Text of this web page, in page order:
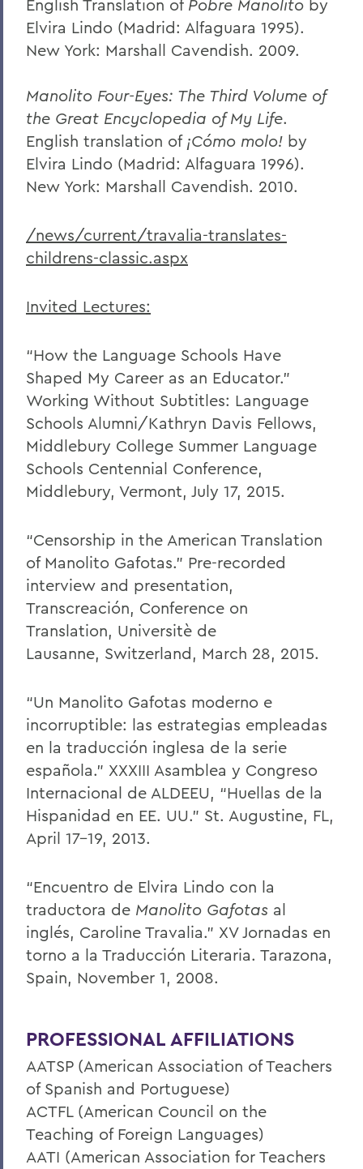
English Translation of Pobre Manolito by
Elvira Lindo (Madrid: Alfaguara 1995).
New York: Marshall Cavendish. 2009.
Manolito Four-Eyes: The Third Volume of
the Great Encyclopedia of My Life.
English translation of ¡Cómo molo! by
Elvira Lindo (Madrid: Alfaguara 1996).
New York: Marshall Cavendish. 2010.
/news/current/travalia-translates-
childrens-classic.aspx
Invited Lectures:
“How the Language Schools Have
Shaped My Career as an Educator.”
Working Without Subtitles: Language
Schools Alumni/Kathryn Davis Fellows,
Middlebury College Summer Language
Schools Centennial Conference,
Middlebury, Vermont, July 17, 2015.
“Censorship in the American Translation
of Manolito Gafotas.” Pre-recorded
interview and presentation,
Transcreación, Conference on
Translation, Universitè de
Lausanne, Switzerland, March 28, 2015.
“Un Manolito Gafotas moderno e
incorruptible: las estrategias empleadas
en la traducción inglesa de la serie
española.” XXXIII Asamblea y Congreso
Internacional de ALDEEU, “Huellas de la
Hispanidad en EE. UU.” St. Augustine, FL,
April 17-19, 2013.
“Encuentro de Elvira Lindo con la
traductora de Manolito Gafotas al
inglés, Caroline Travalia.” XV Jornadas en
torno a la Traducción Literaria. Tarazona,
Spain, November 1, 2008.
PROFESSIONAL AFFILIATIONS
AATSP (American Association of Teachers
of Spanish and Portuguese)
ACTFL (American Council on the
Teaching of Foreign Languages)
AATI (American Association for Teachers